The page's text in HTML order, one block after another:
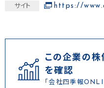
サイト https://
この企業の
を確認
「会社四季報